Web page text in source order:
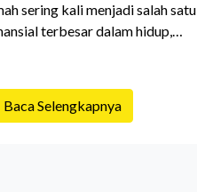
sering kali menjadi salah satu
terbesar dalam hidup,
maupun investasi properti.
prosesnya, tidak sedikit calon
Baca Selengkapnya